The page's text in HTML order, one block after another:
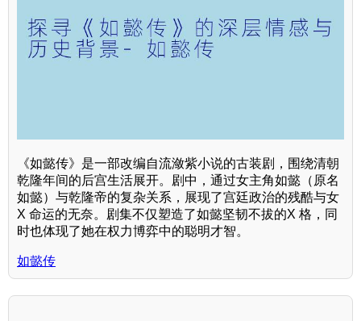
《如懿传》是一部改编自流潋紫小说的古装剧，围绕清朝
乾隆年间的后宫生活展开。剧中，通过女主角如懿（原名
如懿）与乾隆帝的复杂关系，展现了宫廷政治的残酷与女
X 命运的无奈。剧集不仅塑造了如懿坚韧不拔的X 格，同
时也体现了她在权力博弈中的聪明才智。
如懿传